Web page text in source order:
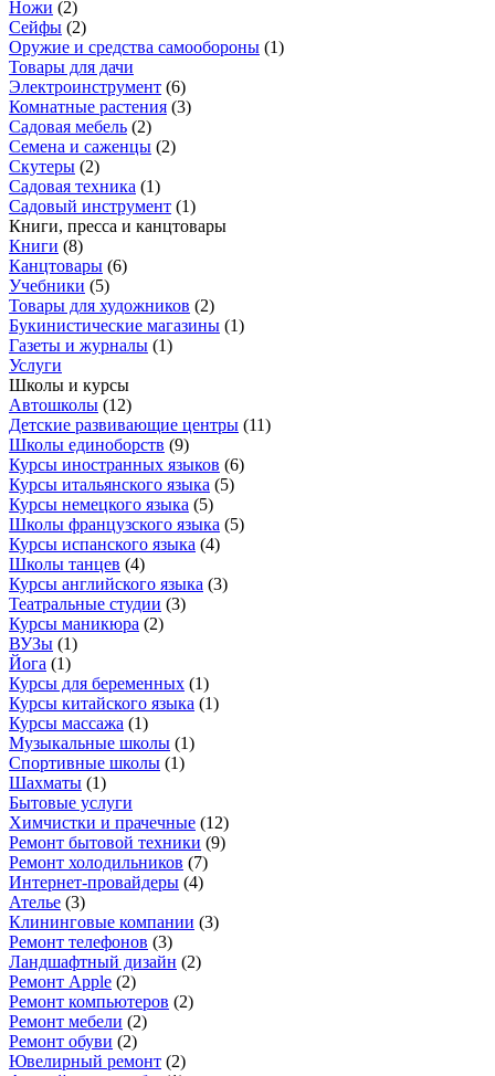
Ножи (2)
Сейфы (2)
Оружие и средства самообороны (1)
Товары для дачи
Электроинструмент (6)
Комнатные растения (3)
Садовая мебель (2)
Семена и саженцы (2)
Скутеры (2)
Садовая техника (1)
Садовый инструмент (1)
Книги, пресса и канцтовары
Книги (8)
Канцтовары (6)
Учебники (5)
Товары для художников (2)
Букинистические магазины (1)
Газеты и журналы (1)
Услуги
Школы и курсы
Автошколы (12)
Детские развивающие центры (11)
Школы единоборств (9)
Курсы иностранных языков (6)
Курсы итальянского языка (5)
Курсы немецкого языка (5)
Школы французского языка (5)
Курсы испанского языка (4)
Школы танцев (4)
Курсы английского языка (3)
Театральные студии (3)
Курсы маникюра (2)
ВУЗы (1)
Йога (1)
Курсы для беременных (1)
Курсы китайского языка (1)
Курсы массажа (1)
Музыкальные школы (1)
Спортивные школы (1)
Шахматы (1)
Бытовые услуги
Химчистки и прачечные (12)
Ремонт бытовой техники (9)
Ремонт холодильников (7)
Интернет-провайдеры (4)
Ателье (3)
Клининговые компании (3)
Ремонт телефонов (3)
Ландшафтный дизайн (2)
Ремонт Apple (2)
Ремонт компьютеров (2)
Ремонт мебели (2)
Ремонт обуви (2)
Ювелирный ремонт (2)